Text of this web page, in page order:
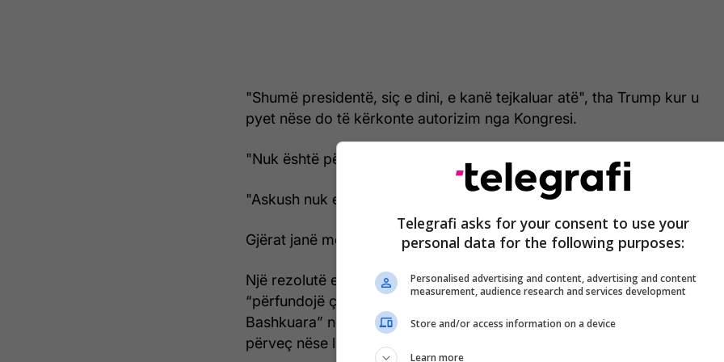
"Shumë presidentë, siç e dini, e kanë tejkaluar atë", tha Trump kur u
pyet nëse do të kërkonte autorizim nga Kongresi.
"Nuk është përdorur kurrë. Nuk është respektuar kurrë”, shtoi ai.
"Askush nuk e ka kërkuar kurrë më parë”, vazhdoi Trump.
Gjërat janë më të ndërlikuara, megjithatë, shkruanBBC.
Një rezolutë e vitit 1973 për fuqitë e luftës i kërkon Trumpit të
“përfundojë çdo përdorim të Forcave të Armatosura të Shteteve të
Bashkuara” në Iran, pas njoftimit të Kongresit për fillimin e luftës,
përveç nëse ligjvënësit votojnë për të vazhduar konfliktin.
Telegrafi asks for your consent to use your
personal data for the following purposes:
Personalised advertising and content, advertising and content
measurement, audience research and services development
Store and/or access information on a device
Learn more